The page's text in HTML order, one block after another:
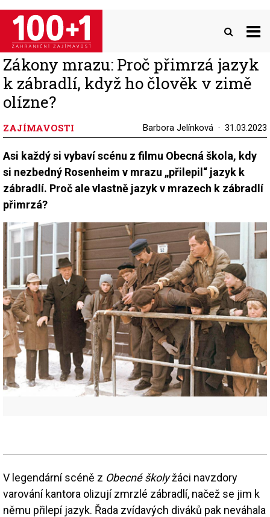
Přejít
hlavnímu
obsahu
Zákony mrazu: Proč přimrzá jazyk
k zábradlí, když ho člověk v zimě
olízne?
ZAJÍMAVOSTI Barbora Jelínková 31.03.2023
Asi každý si vybaví scénu z filmu Obecná škola, kdy
si nezbedný Rosenheim v mrazu „přilepil“ jazyk k
zábradlí. Proč ale vlastně jazyk v mrazech k zábradlí
přimrzá?
V legendární scéně z Obecné školyžáci navzdory
varování kantora olizují zmrzlé zábradlí, načež se jim k
němu přilepí jazyk. Řada zvídavých diváků pak neváhala